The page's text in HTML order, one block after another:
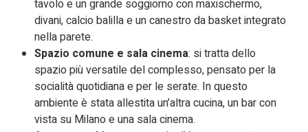
tavolo e un grande soggiorno con maxischermo,
divani, calcio balilla e un canestro da basket integrato
nella parete.
Spazio comune e sala cinema: si tratta dello
spazio più versatile del complesso, pensato per la
socialità quotidiana e per le serate. In questo
ambiente è stata allestita un’altra cucina, un bar con
vista su Milano e una sala cinema.